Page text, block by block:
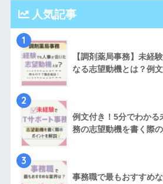
人気記事
1
【調剤薬局事務】未経
なる志望動機とは？例
2
例文付き！5分でわかる
務の志望動機を書く際
3
事務職で最もおすすめ